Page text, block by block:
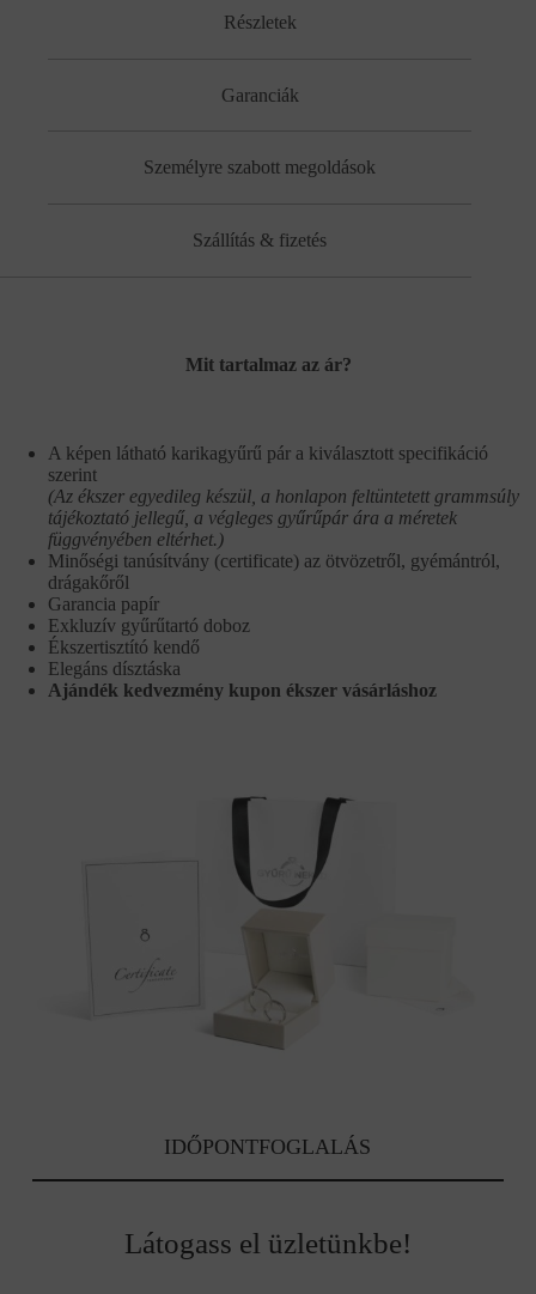
Részletek
Garanciák
Személyre szabott megoldások
Szállítás & fizetés
Mit tartalmaz az ár?
A képen látható karikagyűrű pár a kiválasztott specifikáció
szerint
(Az ékszer egyedileg készül, a honlapon feltüntetett grammsúly
tájékoztató jellegű, a végleges gyűrűpár ára a méretek
függvényében eltérhet.)
Minőségi tanúsítvány (certificate) az ötvözetről, gyémántról,
drágakőről
Garancia papír
Exkluzív gyűrűtartó doboz
Ékszertisztító kendő
Elegáns dísztáska
Ajándék kedvezmény kupon ékszer vásárláshoz
IDŐPONTFOGLALÁS
Látogass el üzletünkbe!